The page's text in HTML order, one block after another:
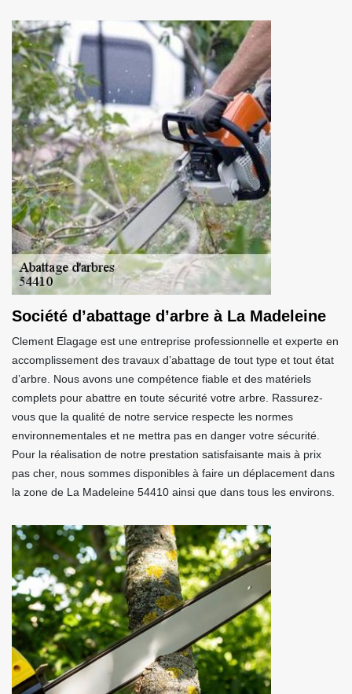
Société d’abattage d’arbre à La Madeleine
Clement Elagage est une entreprise professionnelle et experte en
accomplissement des travaux d’abattage de tout type et tout état
d’arbre. Nous avons une compétence fiable et des matériels
complets pour abattre en toute sécurité votre arbre. Rassurez-
vous que la qualité de notre service respecte les normes
environnementales et ne mettra pas en danger votre sécurité.
Pour la réalisation de notre prestation satisfaisante mais à prix
pas cher, nous sommes disponibles à faire un déplacement dans
la zone de La Madeleine 54410 ainsi que dans tous les environs.